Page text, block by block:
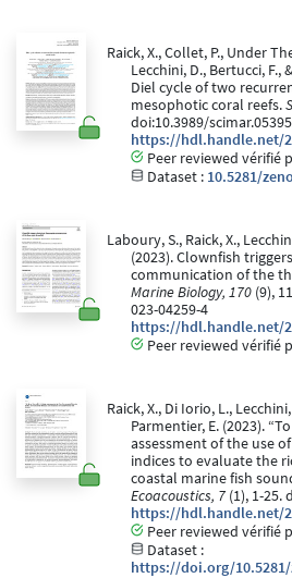
Raick, X., Collet, P., Under
Lecchini, D., Bertucci, F.,
Diel cycle of two
mesophotic coral reefs.
doi:10.3989/
https://hdl.handle.net/
Peer reviewed vérifié
Dataset : 10.5281/
Laboury, S., Raick, X.,
(2023). Clownfish
communication of the
Marine Biology, 170 (9),
023-04259-4
https://hdl.handle.net/
Peer reviewed vérifié
Raick, X., Di Iorio, L.,
Parmentier, E. (2023).
assessment of the use
indices to evaluate the
coastal marine fish
Ecoacoustics, 7 (1), 1-25.
https://hdl.handle.net/
Peer reviewed vérifié
Dataset :
https://doi.org/10.5281/